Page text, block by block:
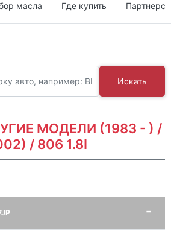
масла Где купить
Искать
МОДЕЛИ (1983 - ) /
/ 806 1.8I